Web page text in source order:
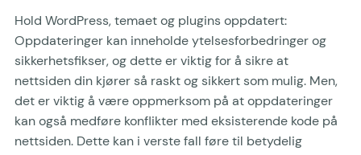
Hold WordPress, temaet og plugins oppdatert:
Oppdateringer kan inneholde ytelsesforbedringer og
sikkerhetsfikser, og dette er viktig for å sikre at
nettsiden din kjører så raskt og sikkert som mulig. Men,
det er viktig å være oppmerksom på at oppdateringer
kan også medføre konflikter med eksisterende kode på
nettsiden. Dette kan i verste fall føre til betydelig